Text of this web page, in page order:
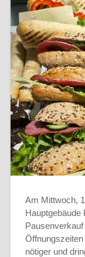
Am Mittwoch,
Hauptgebäude
nötiger und